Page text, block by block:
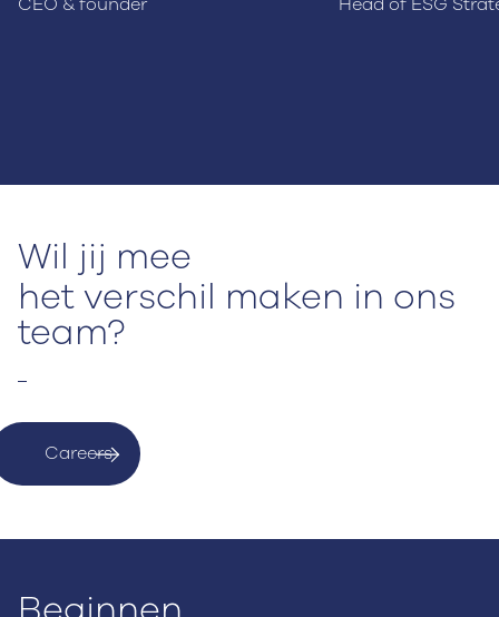
CEO & founder Head of ESG
Wil jij mee
het verschil maken in ons
team?
We zijn regelmatig op zoek naar nieuwe collega’s met
Careers